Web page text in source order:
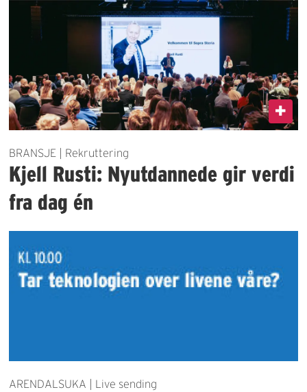
BRANSJE | Rekruttering
Kjell Rusti: Nyutdannede gir verdi
fra dag én
ARENDALSUKA | Live sending